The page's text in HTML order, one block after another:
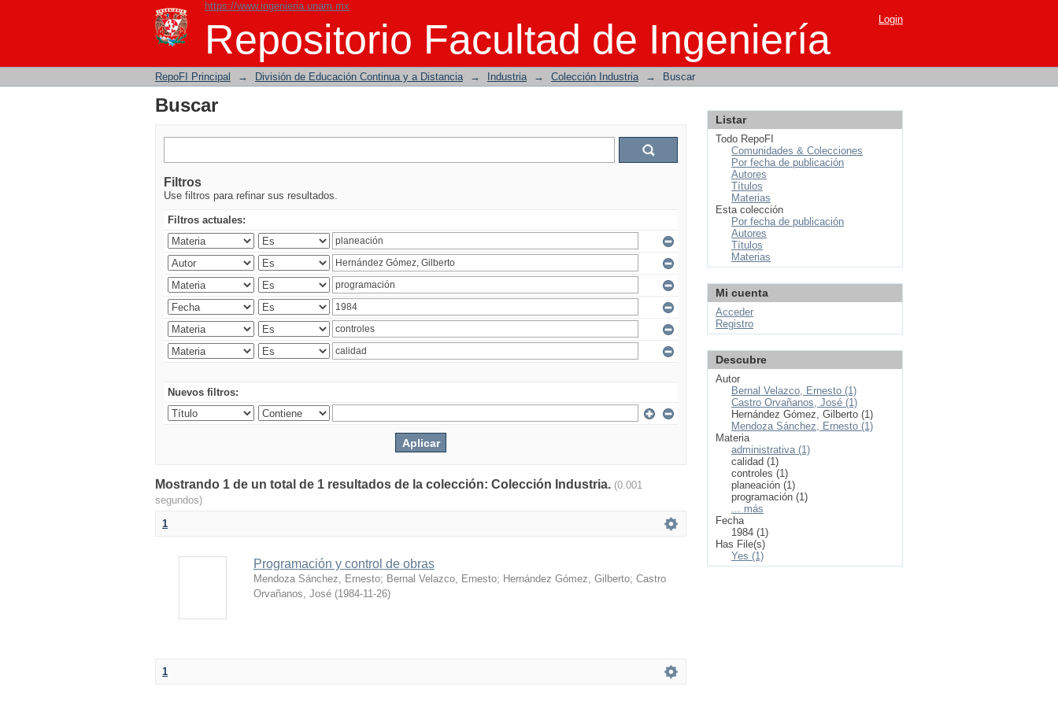
https://www.ingenieria.unam.mx
Repositorio Facultad de Ingeniería
Buscar Login
RepoFI Principal → División de Educación Continua y a Distancia → Industria → Colección Industria → Buscar
Buscar
Filtros
Use filtros para refinar sus resultados.
Filtros actuales:
Nuevos filtros:
Mostrando 1 de un total de 1 resultados de la colección: Colección Industria. (0.001
segundos)
1
Programación y control de obras
Mendoza Sánchez, Ernesto; Bernal Velazco, Ernesto; Hernández Gómez, Gilberto; Castro
Orvañanos, José (1984-11-26)
1
Listar
Todo RepoFI
Comunidades & Colecciones
Por fecha de publicación
Autores
Títulos
Materias
Esta colección
Por fecha de publicación
Autores
Títulos
Materias
Mi cuenta
Acceder
Registro
Descubre
Autor
Bernal Velazco, Ernesto (1)
Castro Orvañanos, José (1)
Hernández Gómez, Gilberto (1)
Mendoza Sánchez, Ernesto (1)
Materia
administrativa (1)
calidad (1)
controles (1)
planeación (1)
programación (1)
... más
Fecha
1984 (1)
Has File(s)
Yes (1)